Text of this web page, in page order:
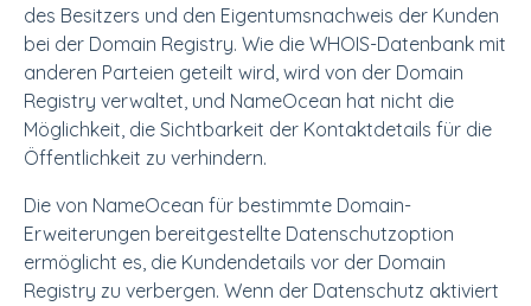
des Besitzers und den Eigentumsnachweis der Kunden
bei der Domain Registry. Wie die WHOIS-Datenbank mit
anderen Parteien geteilt wird, wird von der Domain
Registry verwaltet, und NameOcean hat nicht die
Möglichkeit, die Sichtbarkeit der Kontaktdetails für die
Öffentlichkeit zu verhindern.
Die von NameOcean für bestimmte Domain-
Erweiterungen bereitgestellte Datenschutzoption
ermöglicht es, die Kundendetails vor der Domain
Registry zu verbergen. Wenn der Datenschutz aktiviert